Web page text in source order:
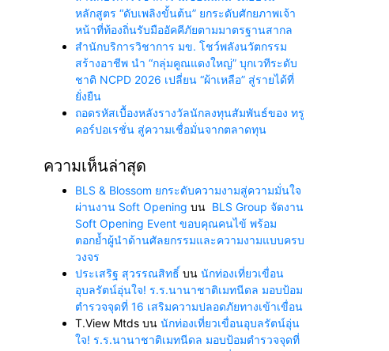
หลักสูตร “ดับเพลิงขั้นต้น” ยกระดับศักยภาพเจ้า
หน้าที่ท้องถิ่นรับมืออัคคีภัยตามมาตรฐานสากล
สำนักบริการวิชาการ มข. โชว์พลังนวัตกรรม
สร้างอาชีพ นำ “กลุ่มคูณแดงใหญ่” บุกเวทีระดับ
ชาติ NCPD 2026 เปลี่ยน “ผ้าเหลือ” สู่รายได้ที่
ยั่งยืน
ถอดรหัสเบื้องหลังรางวัลนักลงทุนสัมพันธ์ของ ทรู
คอร์ปอเรชั่น สู่ความเชื่อมั่นจากตลาดทุน
ความเห็นล่าสุด
BLS & Blossom ยกระดับความงามสู่ความมั่นใจ
ผ่านงาน Soft Opening บน BLS Group จัดงาน
Soft Opening Event ขอบคุณคนไข้ พร้อม
ตอกย้ำผู้นำด้านศัลยกรรมและความงามแบบครบ
วงจร
ประเสริฐ สุวรรณสิทธิ์ บน นักท่องเที่ยวเขื่อน
อุบลรัตน์อุ่นใจ! ร.ร.นานาชาติเมทนีดล มอบป้อม
ตำรวจจุดที่ 16 เสริมความปลอดภัยทางเข้าเขื่อน
T.View Mtds บน นักท่องเที่ยวเขื่อนอุบลรัตน์อุ่น
ใจ! ร.ร.นานาชาติเมทนีดล มอบป้อมตำรวจจุดที่